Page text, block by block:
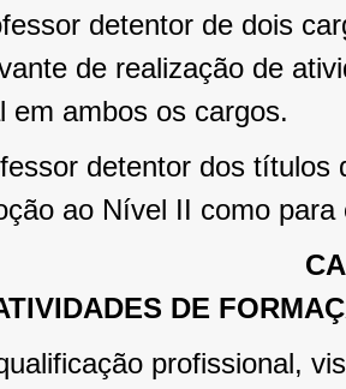
detentor de dois
de realização de
em ambos os cargos.
detentor dos títulos
ao Nível II como
DE
profissional,